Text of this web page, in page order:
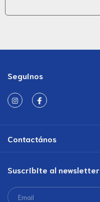
Seguinos
Contactános
Suscribite al newsletter